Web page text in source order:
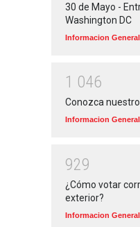
30 de Mayo -
Washington DC
Informacion General
1 046
Conozca
Informacion General
929
¿Cómo votar
exterior?
Informacion General